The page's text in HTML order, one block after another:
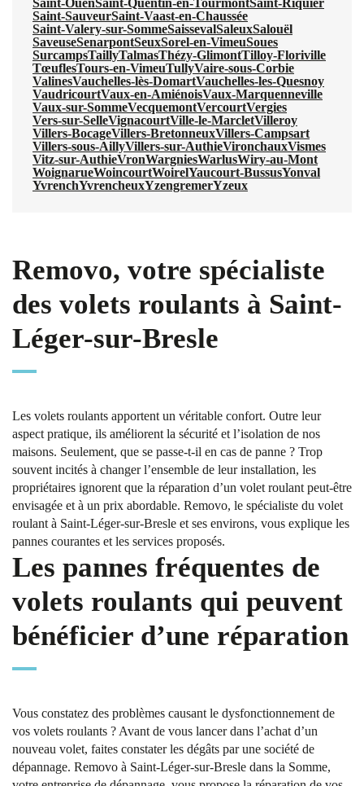
Saint-OuenSaint-Quentin-en-TourmontSaint-Riquier
Saint-SauveurSaint-Vaast-en-Chaussée
Saint-Valery-sur-SommeSaissevalSaleuxSalouël
SaveuseSenarpontSeuxSorel-en-VimeuSoues
SurcampsTaillyTalmasThézy-GlimontTilloy-Floriville
TœuflesTours-en-VimeuTullyVaire-sous-Corbie
ValinesVauchelles-lès-DomartVauchelles-les-Quesnoy
VaudricourtVaux-en-AmiénoisVaux-Marquenneville
Vaux-sur-SommeVecquemontVercourtVergies
Vers-sur-SelleVignacourtVille-le-MarcletVilleroy
Villers-BocageVillers-BretonneuxVillers-Campsart
Villers-sous-AillyVillers-sur-AuthieVironchauxVismes
Vitz-sur-AuthieVronWargniesWarlusWiry-au-Mont
WoignarueWoincourtWoirelYaucourt-BussusYonval
YvrenchYvrencheuxYzengremerYzeux
Removo, votre spécialiste
des volets roulants à Saint-
Léger-sur-Bresle
Les volets roulants apportent un véritable confort. Outre leur
aspect pratique, ils améliorent la sécurité et l’isolation de nos
maisons. Seulement, que se passe-t-il en cas de panne ? Trop
souvent incités à changer l’ensemble de leur installation, les
propriétaires ignorent que la réparation d’un volet roulant peut-être
envisagée et à un prix abordable. Removo, le spécialiste du volet
roulant à Saint-Léger-sur-Bresle et ses environs, vous explique les
pannes courantes et les services proposés.
Les pannes fréquentes de
volets roulants qui peuvent
bénéficier d’une réparation
Vous constatez des problèmes causant le dysfonctionnement de
vos volets roulants ? Avant de vous lancer dans l’achat d’un
nouveau volet, faites constater les dégâts par une société de
dépannage. Removo à Saint-Léger-sur-Bresle dans la Somme,